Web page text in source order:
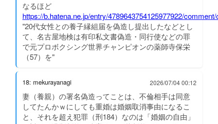
なるほど
https://b.hatena.ne.jp/entry/4789643754125977922/
"20代女性との養子縁組届を偽造し提出したなどとし
て、名古屋地検は有印私文書偽造・同行使などの罪
で元プロボクシング世界チャンピオンの薬師寺保栄
（57）を"
18: mekurayanagi 2026/07/04 00:12
妻（養親）の署名偽造ってことは、不倫相手は同意
してたんかｗにしても重婚は婚姻取消事由になるこ
と、それを超え犯罪（刑184）なのは「婚姻の自由」